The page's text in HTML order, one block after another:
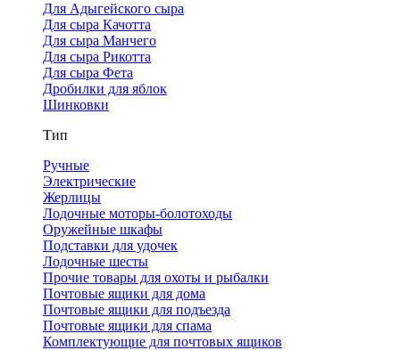
Для Адыгейского сыра
Для сыра Качотта
Для сыра Манчего
Для сыра Рикотта
Для сыра Фета
Дробилки для яблок
Шинковки
Тип
Ручные
Электрические
Жерлицы
Лодочные моторы-болотоходы
Оружейные шкафы
Подставки для удочек
Лодочные шесты
Прочие товары для охоты и рыбалки
Почтовые ящики для дома
Почтовые ящики для подъезда
Почтовые ящики для спама
Комплектующие для почтовых ящиков